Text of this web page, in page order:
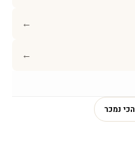
←
←
הכי נמכר